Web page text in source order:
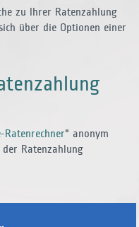
zu Ihrer Ratenzahlung
über die Optionen einer
Ratenrechner" anonym
Ratenzahlung